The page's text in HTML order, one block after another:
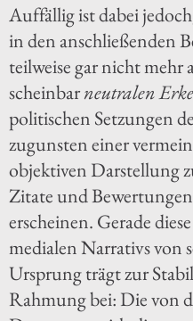
Auffällig ist dabei
in den anschließenden
teilweise gar nicht mehr
scheinbarneutralen
politischen Setzungen
zugunsten einer
objektiven Darstellung
Zitate und
erscheinen. Gerade
medialen Narrativs von
Ursprung trägt zur
Rahmung bei: Die von